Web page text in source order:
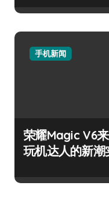
手机新闻
荣耀Magic V6
玩机达人的新潮